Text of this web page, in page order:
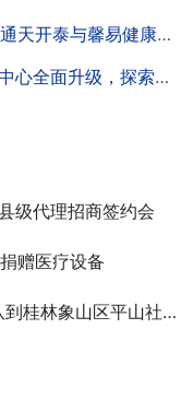
康携手升级帝凯丽呈华廷酒店
医养文旅深度融合助力乡村振兴
级代理招商签约会
赠医疗设备
区平山社区开展健康活动